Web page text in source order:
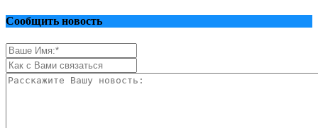
Сообщить новость